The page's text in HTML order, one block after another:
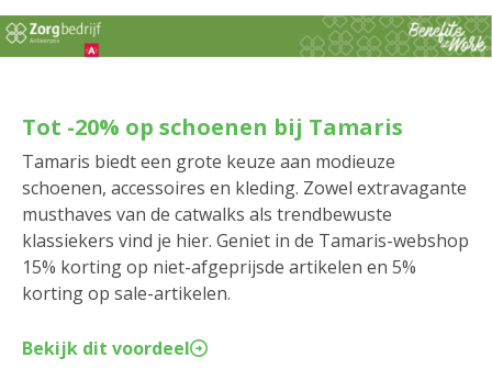
Tot -20% op schoenen bij Tamaris
Tamaris biedt een grote keuze aan modieuze
schoenen, accessoires en kleding. Zowel extravagante
musthaves van de catwalks als trendbewuste
klassiekers vind je hier. Geniet in de Tamaris-webshop
15% korting op niet-afgeprijsde artikelen en 5%
korting op sale-artikelen.
Bekijk dit voordeel